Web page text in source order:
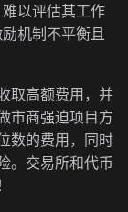
以评估其工作
机制不平衡且
取高额费用，并
市商强迫项目方
数的费用，同时
。交易所和代币